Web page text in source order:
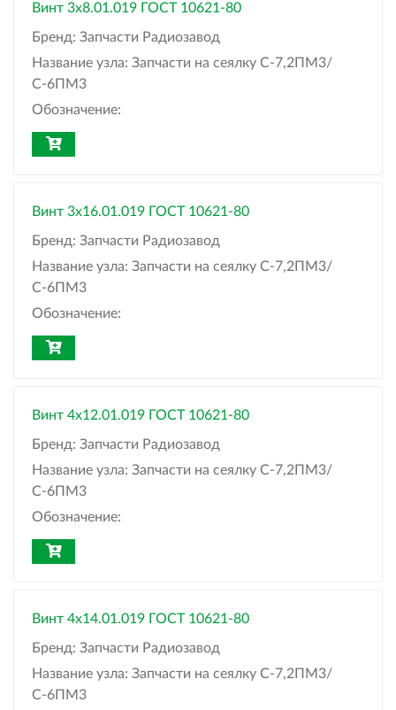
Винт 3x8.01.019 ГОСТ 10621-80
Бренд: Запчасти Радиозавод
Название узла: Запчасти на сеялку С-7,2ПМ3/
С-6ПМ3
Обозначение:
Винт 3x16.01.019 ГОСТ 10621-80
Бренд: Запчасти Радиозавод
Название узла: Запчасти на сеялку С-7,2ПМ3/
С-6ПМ3
Обозначение:
Винт 4x12.01.019 ГОСТ 10621-80
Бренд: Запчасти Радиозавод
Название узла: Запчасти на сеялку С-7,2ПМ3/
С-6ПМ3
Обозначение:
Винт 4x14.01.019 ГОСТ 10621-80
Бренд: Запчасти Радиозавод
Название узла: Запчасти на сеялку С-7,2ПМ3/
С-6ПМ3